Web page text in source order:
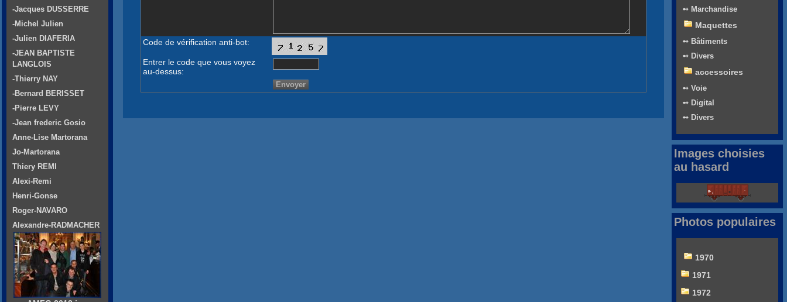
Code de vérification anti-bot:
Entrer le code que vous voyez
au-dessus:
-Jacques DUSSERRE
-Michel Julien
-Julien DIAFERIA
-JEAN BAPTISTE
LANGLOIS
-Thierry NAY
-Bernard BERISSET
-Pierre LEVY
-Jean frederic Gosio
Anne-Lise Martorana
Jo-Martorana
Thiery REMI
Alexi-Remi
Henri-Gonse
Roger-NAVARO
Alexandre-RADMACHER
➻ Marchandise
Maquettes
➻ Bâtiments
➻ Divers
accessoires
➻ Voie
➻ Digital
➻ Divers
Images choisies
au hasard
Photos populaires
1970
1971
1972